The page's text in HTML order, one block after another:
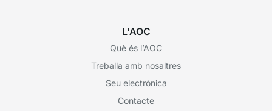
L'AOC
Què és l’AOC
Treballa amb nosaltres
Seu electrònica
Contacte